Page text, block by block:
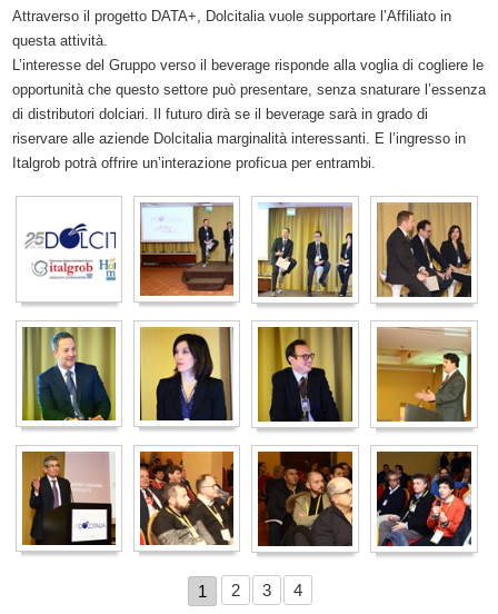
Attraverso il progetto DATA+, Dolcitalia vuole supportare l’Affiliato in
questa attività.
L’interesse del Gruppo verso il beverage risponde alla voglia di cogliere le
opportunità che questo settore può presentare, senza snaturare l’essenza
di distributori dolciari. Il futuro dirà se il beverage sarà in grado di
riservare alle aziende Dolcitalia marginalità interessanti. E l’ingresso in
Italgrob potrà offrire un’interazione proficua per entrambi.
1 2 3 4